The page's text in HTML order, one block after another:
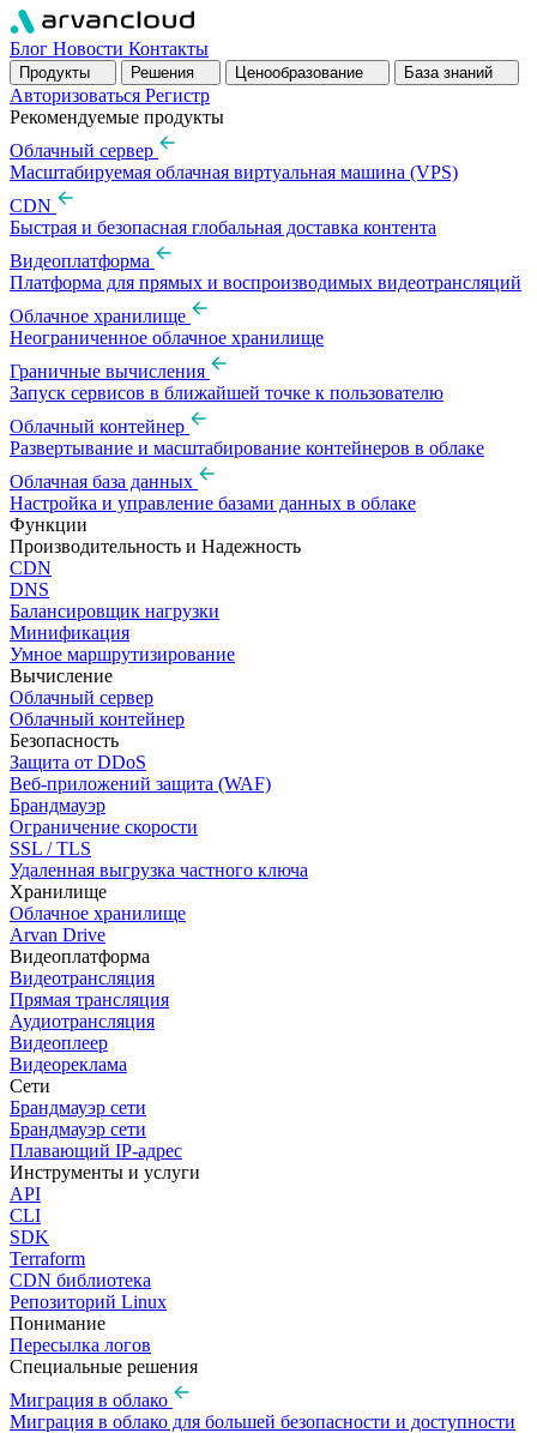
Блог Новости Контакты
Продукты Решения Ценообразование База знаний
Авторизоваться Pегистр
Рекомендуемые продукты
Облачный сервер
Масштабируемая облачная виртуальная машина (VPS)
CDN
Быстрая и безопасная глобальная доставка контента
Видеоплатформа
Платформа для прямых и воспроизводимых видеотрансляций
Облачное хранилище
Неограниченное облачное хранилище
Граничные вычисления
Запуск сервисов в ближайшей точке к пользователю
Облачный контейнер
Развертывание и масштабирование контейнеров в облаке
Облачная база данных
Настройка и управление базами данных в облаке
Функции
Производительность и Надежность
CDN
DNS
Балансировщик нагрузки
Минификация
Умное маршрутизирование
Вычисление
Облачный сервер
Облачный контейнер
Безопасность
Защита от DDoS
Веб-приложений защита (WAF)
Брандмауэр
Ограничение скорости
SSL / TLS
Удаленная выгрузка частного ключа
Хранилище
Облачное хранилище
Arvan Drive
Видеоплатформа
Видеотрансляция
Прямая трансляция
Аудиотрансляция
Видеоплеер
Видеореклама
Сети
Брандмауэр сети
Брандмауэр сети
Плавающий IP-адрес
Инструменты и услуги
API
CLI
SDK
Terraform
CDN библиотека
Репозиторий Linux
Понимание
Пересылка логов
Специальные решения
Миграция в облако
Миграция в облако для большей безопасности и доступности